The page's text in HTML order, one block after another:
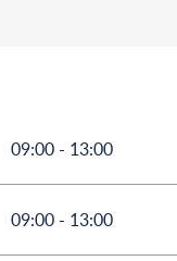
09:00 - 13:00
09:00 - 13:00